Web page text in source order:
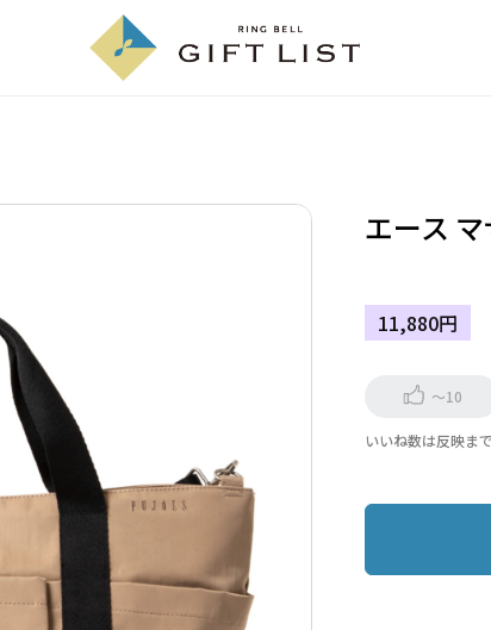
エース
11,880円
～10
いいね数は反映ま